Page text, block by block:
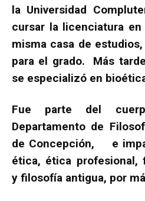
la Universidad
cursar la licenciatura
misma casa de
para el grado. Más
se especializó en
Fue parte del
Departamento de
de Concepción, e
ética, ética profesional,
y filosofía antigua, por